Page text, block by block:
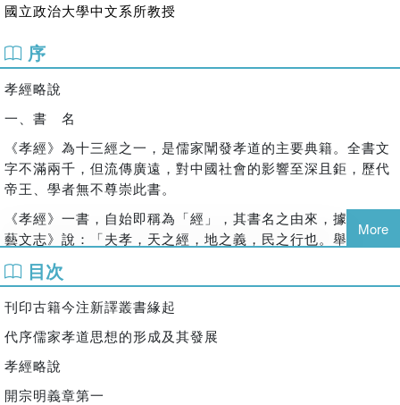
國立政治大學中文系所教授
序
孝經略說
一、書 名
《孝經》為十三經之一，是儒家闡發孝道的主要典籍。全書文
字不滿兩千，但流傳廣遠，對中國社會的影響至深且鉅，歷代
帝王、學者無不尊崇此書。
《孝經》一書，自始即稱為「經」，其書名之由來，據《漢書
藝文志》說：「夫孝，天之經，地之義，民之行也。舉大者
言，故曰《孝經》。」邢昺《孝經正義》引皇侃《義疏》說：
「經者，常也，法也。此經為教，任重道遠，雖復時移代革，
金石可消，而為孝事親常行，存世不滅，是其常也；為百代規
《易》有〈上經〉、〈下經〉，《老子》有〈道經〉、〈德
經〉。孝為百行之本，故名曰《孝經》。」
由此可知：孝道為我國傳統的美德，是個人立身處世的根本，
More
目次
刊印古籍今注新譯叢書緣起
代序儒家孝道思想的形成及其發展
孝經略說
開宗明義章第一